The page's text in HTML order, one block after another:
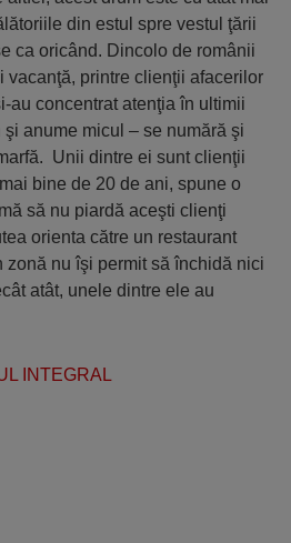
din estul spre vestul ţării
ca oricând. Dincolo de românii
vacanţă, printre clienţii afacerilor
au concentrat atenţia în ultimii
anume micul – se numără şi
Unii dintre ei sunt clienţii
bine de 20 de ani, spune o
să nu piardă aceşti clienţi
orienta către un restaurant
nu îşi permit să închidă nici
atât, unele dintre ele au
INTEGRAL